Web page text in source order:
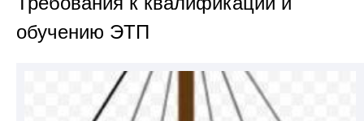
обучению ЭТП